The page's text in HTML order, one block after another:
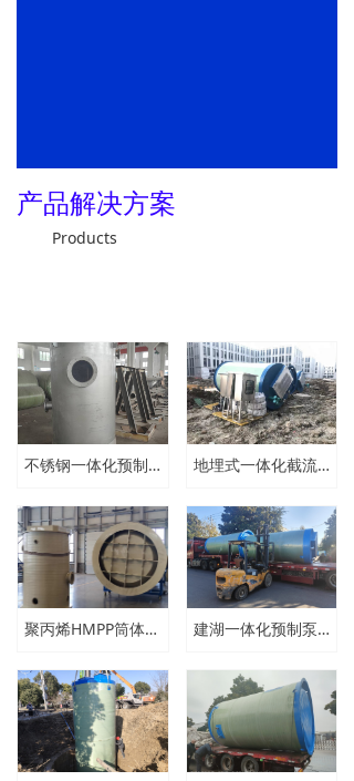
产品解决方案
Products
不锈钢一体化预制泵站厂家 直径2*6.3m污水提升泵站 地埋式一体化截流井泵站 雨水分流预制泵站
聚丙烯HMPP筒体用在一体化泵站中 建湖一体化预制泵站加工设备